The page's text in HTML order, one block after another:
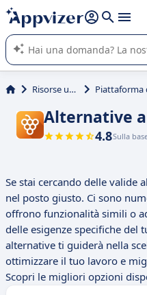
righe con
shift + enter
L'IA di Appvizer vi guida
software SaaS per la vostra
Risorse umane (HR)
Alternative
4.8Sulla
Se stai cercando delle valide
nel posto giusto. Ci sono
offrono funzionalità simili o
delle esigenze specifiche del
alternative ti guiderà nella
ottimizzare il tuo lavoro e
Scopri le migliori opzioni